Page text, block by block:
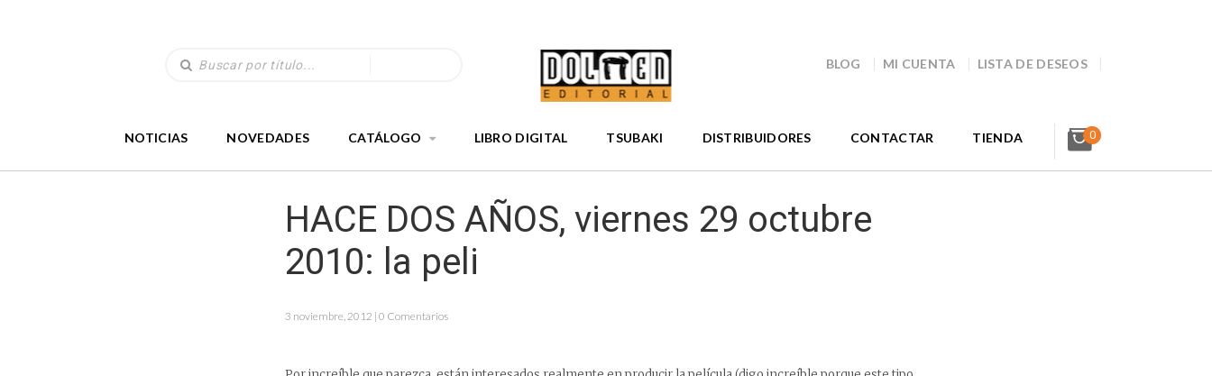
BLOG MI CUENTA LISTA DE DESEOS
NOTICIAS NOVEDADES CATÁLOGO LIBRO DIGITAL TSUBAKI DISTRIBUIDORES CONTACTAR TIENDA 0
HACE DOS AÑOS, viernes 29 octubre
2010: la peli
3 noviembre, 2012 | 0 Comentarios